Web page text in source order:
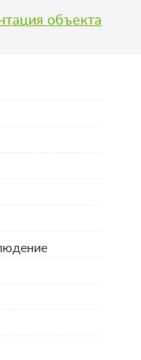
объекта